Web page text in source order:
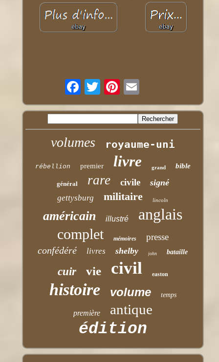
volumes royaume-uni
rébellion premier livre grand bible
général rare civile signé
gettysburg militaire lincoln
américain illustré anglais
complet mémoires presse
confédéré livres shelby john bataille
cuir vie civil easton
histoire volume temps
première antique
édition